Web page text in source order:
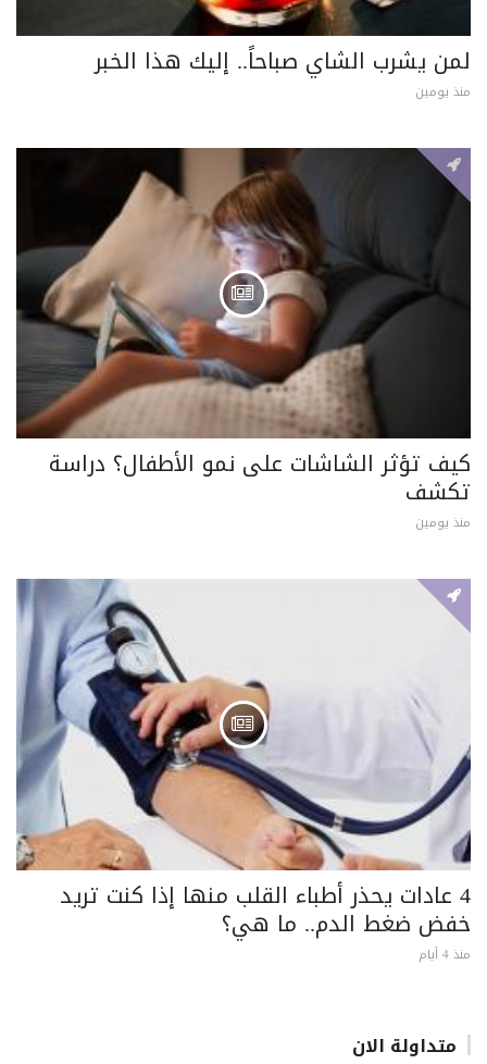
لمن يشرب الشاي صباحاً.. إليك هذا الخبر
منذ يومين
كيف تؤثر الشاشات على نمو الأطفال؟ دراسة
تكشف
منذ يومين
4 عادات يحذر أطباء القلب منها إذا كنت تريد
خفض ضغط الدم.. ما هي؟
منذ 4 أيام
متداولة الان